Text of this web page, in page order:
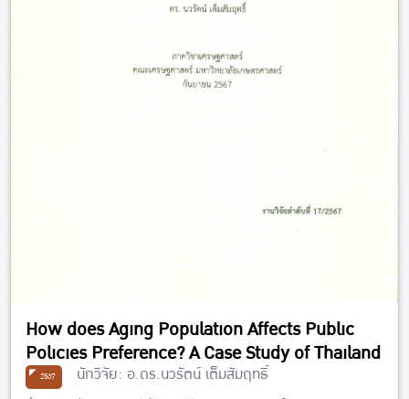
How does Aging Population Affects Public
Policies Preference? A Case Study of Thailand
2567
นักวิจัย: อ.ดร.นวรัตน์ เต็มสัมฤทธิ์